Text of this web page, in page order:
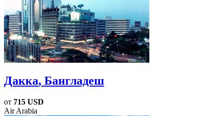
Дакка, Бангладеш
от 715 USD
Air Arabia